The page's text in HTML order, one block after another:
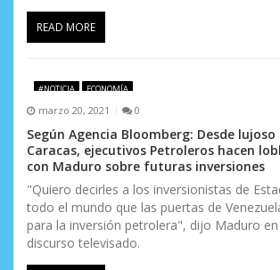
READ MORE
#NOTICIA ECONOMÍA
marzo 20, 2021 0
Según Agencia Bloomberg: Desde
Caracas, ejecutivos Petroleros hacen
con Maduro sobre futuras inversiones
"Quiero decirles a los inversionistas de
todo el mundo que las puertas de
para la inversión petrolera", dijo Maduro
discurso televisado.